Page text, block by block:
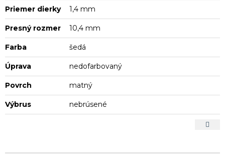
Priemer dierky 1,4 mm
Presný rozmer 10,4 mm
Farba šedá
Úprava nedofarbovaný
Povrch matný
Výbrus nebrúsené